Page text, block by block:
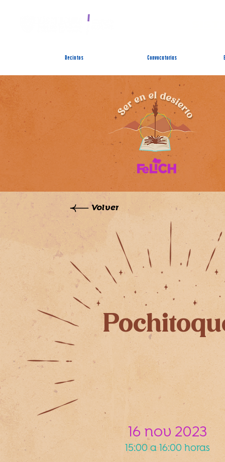
Recintos Convocatorias
Volver
16 nov 2023
15:00 a 16:00 horas